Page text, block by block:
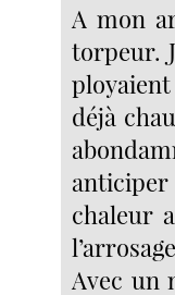
A mon
torpeur.
déjà
anticiper
chaleur
Avec un